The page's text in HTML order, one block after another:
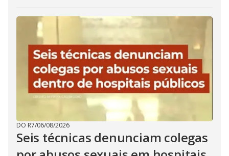
DO R7/06/08/2026
Seis técnicas denunciam colegas